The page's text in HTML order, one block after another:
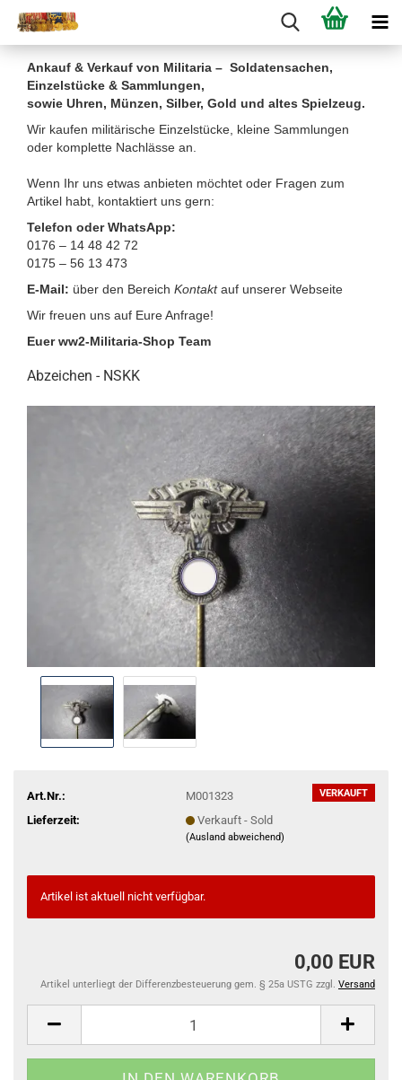
Ankauf & Verkauf von Militaria – Soldatensachen,
Einzelstücke & Sammlungen,
sowie Uhren, Münzen, Silber, Gold und altes Spielzeug.
Wir kaufen militärische Einzelstücke, kleine Sammlungen
oder komplette Nachlässe an.
Wenn Ihr uns etwas anbieten möchtet oder Fragen zum
Artikel habt, kontaktiert uns gern:
Telefon oder WhatsApp:
0176 – 14 48 42 72
0175 – 56 13 473
E-Mail: über den Bereich Kontakt auf unserer Webseite
Wir freuen uns auf Eure Anfrage!
Euer ww2-Militaria-Shop Team
Abzeichen - NSKK
VERKAUFT
Art.Nr.:
M001323
Lieferzeit:
Verkauft - Sold
(Ausland abweichend)
Artikel ist aktuell nicht verfügbar.
0,00 EUR
Artikel unterliegt der Differenzbesteuerung gem. § 25a USTG zzgl. Versand